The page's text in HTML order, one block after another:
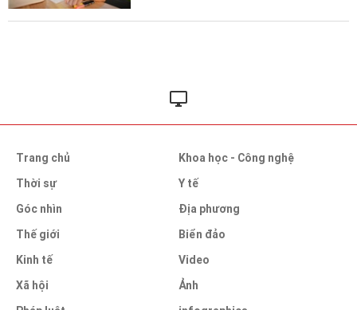
Trang chủ
Thời sự
Góc nhìn
Thế giới
Kinh tế
Xã hội
Khoa học - Công nghệ
Y tế
Địa phương
Biển đảo
Video
Ảnh